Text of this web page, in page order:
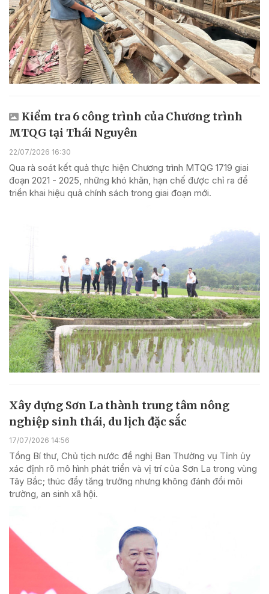
Kiểm tra 6 công trình của Chương trình
MTQG tại Thái Nguyên
22/07/2026 16:30
Qua rà soát kết quả thực hiện Chương trình MTQG 1719 giai
đoạn 2021 - 2025, những khó khăn, hạn chế được chỉ ra để
triển khai hiệu quả chính sách trong giai đoạn mới.
Xây dựng Sơn La thành trung tâm nông
nghiệp sinh thái, du lịch đặc sắc
17/07/2026 14:56
Tổng Bí thư, Chủ tịch nước đề nghị Ban Thường vụ Tỉnh ủy
xác định rõ mô hình phát triển và vị trí của Sơn La trong vùng
Tây Bắc; thúc đẩy tăng trưởng nhưng không đánh đổi môi
trường, an sinh xã hội.